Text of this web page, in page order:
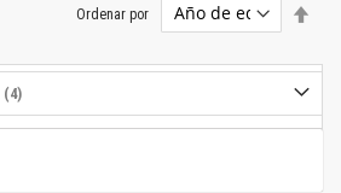
Ordenar por